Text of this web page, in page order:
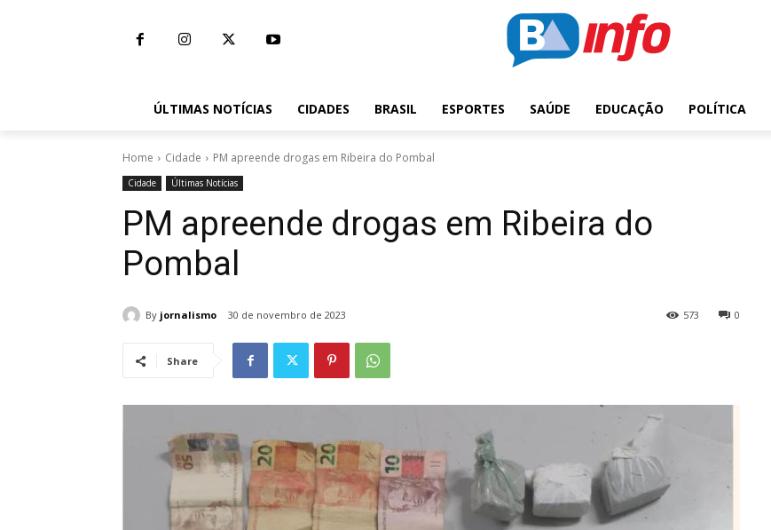
ÚLTIMAS NOTÍCIAS CIDADES BRASIL ESPORTES SAÚDE EDUCAÇÃO POLÍTICA
Home Cidade PM apreende drogas em Ribeira do Pombal
Cidade Últimas Notícias
PM apreende drogas em Ribeira do
Pombal
By jornalismo 30 de novembro de 2023 0
573
Share